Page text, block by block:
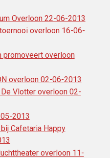
Overloon 22-06-2013
overloon 16-06-
promoveert overloon
overloon 02-06-2013
Vlotter overloon 02-
2013
Cafetaria Happy
overloon 11-